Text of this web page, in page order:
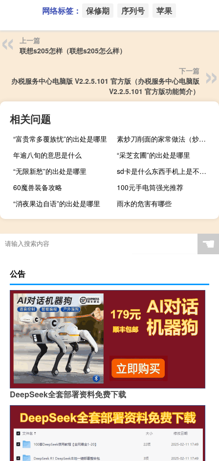
网络标签： 保修期 序列号 苹果
上一篇
联想s205怎样（联想s205怎么样）
下一篇
办税服务中心电脑版 V2.2.5.101 官方版（办税服务中心电脑版
V2.2.5.101 官方版功能简介）
相关问题
“富贵常多覆族忧”的出处是哪里
素炒刀削面的家常做法（炒刀削面的家常做法）
年逾八旬的意思是什么
“采芝玄圃”的出处是哪里
“无限新愁”的出处是哪里
sd卡是什么东西手机上是不是都有（sd卡是什么东西）
60魔兽装备攻略
100元手电筒强光推荐
“消夜果边自语”的出处是哪里
雨水的危害有哪些
☚
公告
DeepSeek全套部署资料免费下载